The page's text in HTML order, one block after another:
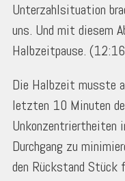
Unterzahlsituation
uns. Und mit diesem
Halbzeitpause.
Die Halbzeit musste
letzten 10 Minuten
Unkonzentriertheiten
Durchgang zu
den Rückstand Stück